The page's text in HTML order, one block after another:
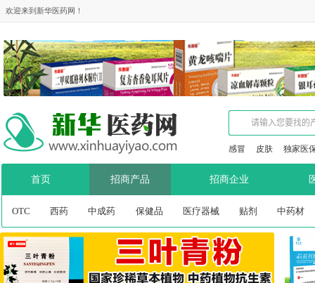
欢迎来到新华医药网！
感冒 皮肤 独家医
首页 招商产品 招商企业
OTC 西药 中成药 保健品 医疗器械 贴剂 中药材